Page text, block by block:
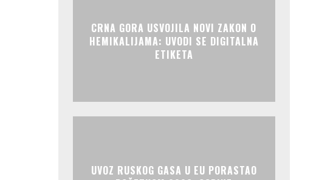
CRNA GORA USVOJILA NOVI ZAKON O
HEMIKALIJAMA: UVODI SE DIGITALNA
ETIKETA
UVOZ RUSKOG GASA U EU PORASTAO